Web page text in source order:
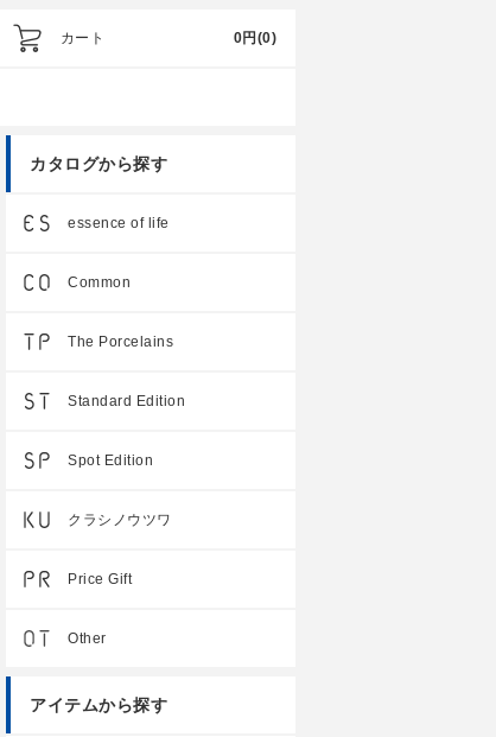
カート 0円 (0)
カタログから探す
essence of life
Common
The Porcelains
Standard Edition
Spot Edition
クラシノウツワ
Price Gift
Other
アイテムから探す